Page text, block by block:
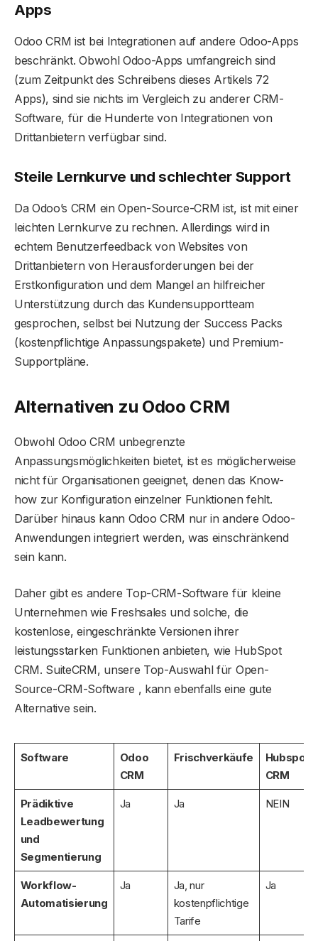
Apps
Odoo CRM ist bei Integrationen auf andere Odoo-Apps
beschränkt. Obwohl Odoo-Apps umfangreich sind
(zum Zeitpunkt des Schreibens dieses Artikels 72
Apps), sind sie nichts im Vergleich zu anderer CRM-
Software, für die Hunderte von Integrationen von
Drittanbietern verfügbar sind.
Steile Lernkurve und schlechter Support
Da Odoo’s CRM ein Open-Source-CRM ist, ist mit einer
leichten Lernkurve zu rechnen. Allerdings wird in
echtem Benutzerfeedback von Websites von
Drittanbietern von Herausforderungen bei der
Erstkonfiguration und dem Mangel an hilfreicher
Unterstützung durch das Kundensupportteam
gesprochen, selbst bei Nutzung der Success Packs
(kostenpflichtige Anpassungspakete) und Premium-
Supportpläne.
Alternativen zu Odoo CRM
Obwohl Odoo CRM unbegrenzte
Anpassungsmöglichkeiten bietet, ist es möglicherweise
nicht für Organisationen geeignet, denen das Know-
how zur Konfiguration einzelner Funktionen fehlt.
Darüber hinaus kann Odoo CRM nur in andere Odoo-
Anwendungen integriert werden, was einschränkend
sein kann.
Daher gibt es andere Top-CRM-Software für kleine
Unternehmen wie Freshsales und solche, die
kostenlose, eingeschränkte Versionen ihrer
leistungsstarken Funktionen anbieten, wie HubSpot
CRM. SuiteCRM, unsere Top-Auswahl für Open-
Source-CRM-Software , kann ebenfalls eine gute
Alternative sein.
Software
Odoo
CRM
Frischverkäufe
Hubspot
CRM
Prädiktive
Leadbewertung
und
Segmentierung
Ja Ja NEIN
Workflow-
Automatisierung
Ja
Ja, nur
kostenpflichtige
Tarife
Ja